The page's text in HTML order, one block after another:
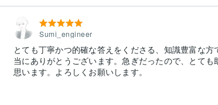
Sumi_engineer
とても丁寧かつ的確な答えをくださる、知識豊富な
当にありがとうございます。急ぎだったので、とて
思います。よろしくお願いします。